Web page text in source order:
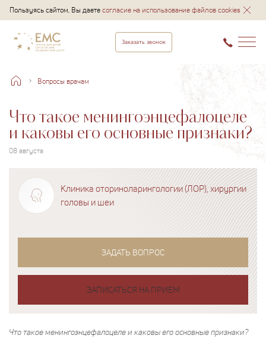
Пользуясь сайтом, Вы даетесогласие на использование файлов cookies
Заказать звонок
Вопросы врачам
Что такое менингоэнцефалоцеле
и каковы его основные признаки?
08 августа
Клиника оториноларингологии (ЛОР), хирургии
головы и шеи
ЗАДАТЬ ВОПРОС
ЗАПИСАТЬСЯ НА ПРИЕМ
Что такое менингоэнцефалоцеле и каковы его основные признаки?